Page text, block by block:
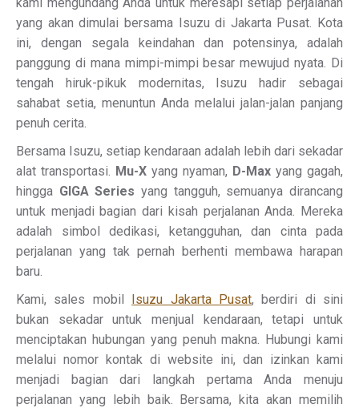
yang akan dimulai bersama Isuzu di Jakarta Pusat. Kota
ini, dengan segala keindahan dan potensinya, adalah
panggung di mana mimpi-mimpi besar mewujud nyata. Di
tengah hiruk-pikuk modernitas, Isuzu hadir sebagai
sahabat setia, menuntun Anda melalui jalan-jalan panjang
penuh cerita.
Bersama Isuzu, setiap kendaraan adalah lebih dari sekadar
alat transportasi. Mu-X yang nyaman, D-Max yang gagah,
hingga GIGA Series yang tangguh, semuanya dirancang
untuk menjadi bagian dari kisah perjalanan Anda. Mereka
adalah simbol dedikasi, ketangguhan, dan cinta pada
perjalanan yang tak pernah berhenti membawa harapan
baru.
Kami, sales mobil Isuzu Jakarta Pusat, berdiri di sini
bukan sekadar untuk menjual kendaraan, tetapi untuk
menciptakan hubungan yang penuh makna. Hubungi kami
melalui nomor kontak di website ini, dan izinkan kami
menjadi bagian dari langkah pertama Anda menuju
perjalanan yang lebih baik. Bersama, kita akan memilih